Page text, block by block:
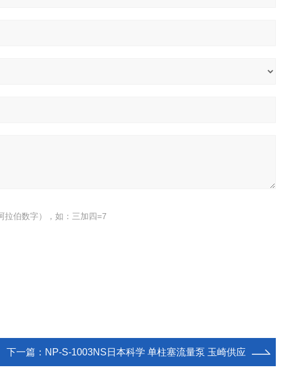
拉伯数字），如：三加四=7
下一篇： NP-S-1003NS日本科学 单柱塞流量泵 玉崎供应